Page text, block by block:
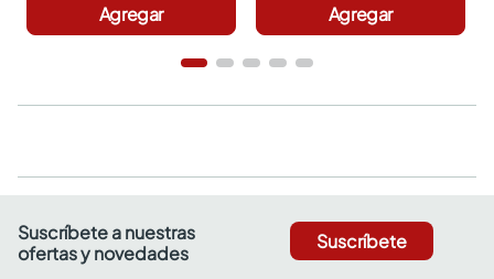
Agregar Agregar
Suscríbete a nuestras
ofertas y novedades
Suscríbete